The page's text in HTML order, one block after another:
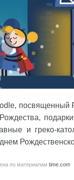
посвященный
и греко-
по материалам time.com